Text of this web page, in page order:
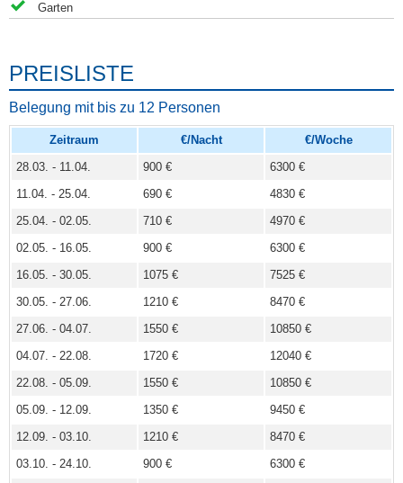
Garten
PREISLISTE
Belegung mit bis zu 12 Personen
Zeitraum €/Nacht
€/Woche
28.03. - 11.04.
900 €
6300 €
11.04. - 25.04.
690 €
4830 €
25.04. - 02.05.
710 €
4970 €
02.05. - 16.05.
900 €
6300 €
16.05. - 30.05.
1075 €
7525 €
30.05. - 27.06.
1210 €
8470 €
27.06. - 04.07.
1550 €
10850 €
04.07. - 22.08.
1720 €
12040 €
22.08. - 05.09.
1550 €
10850 €
05.09. - 12.09.
1350 €
9450 €
12.09. - 03.10.
1210 €
8470 €
03.10. - 24.10.
900 €
6300 €